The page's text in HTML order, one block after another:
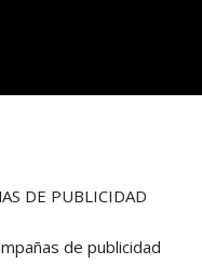
DE PUBLICIDAD
de publicidad